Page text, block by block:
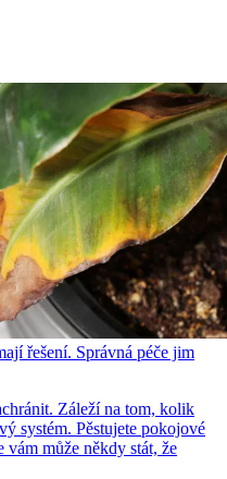
řešení. Správná péče jim
Záleží na tom, kolik
systém. Pěstujete pokojové
vám může někdy stát, že